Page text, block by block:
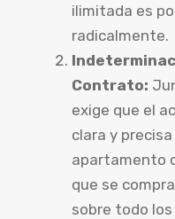
ilimitada es
radicalmente.
Contrato:
exige que el
clara y
apartamento
que se
sobre todo